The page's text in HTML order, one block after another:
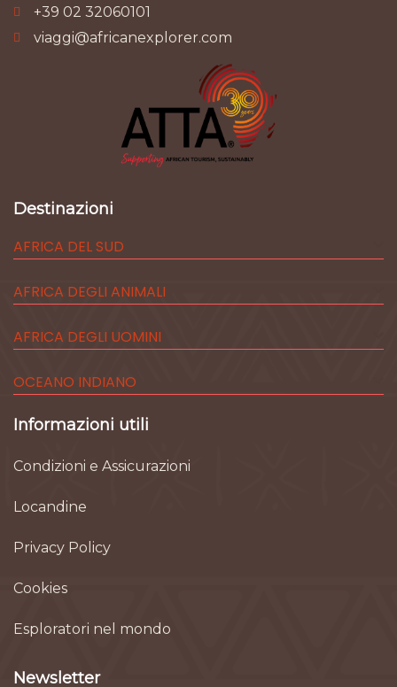
+39 02 32060101
viaggi@africanexplorer.com
Destinazioni
AFRICA DEL SUD
AFRICA DEGLI ANIMALI
AFRICA DEGLI UOMINI
OCEANO INDIANO
Informazioni utili
Condizioni e Assicurazioni
Locandine
Privacy Policy
Cookies
Esploratori nel mondo
Newsletter